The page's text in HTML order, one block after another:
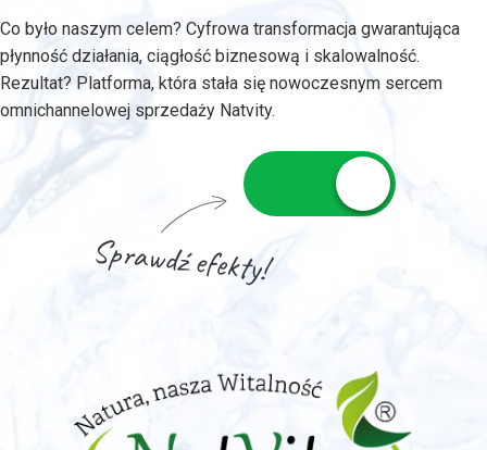
Co było naszym celem? Cyfrowa transformacja gwarantująca
płynność działania, ciągłość biznesową i skalowalność.
Rezultat? Platforma, która stała się nowoczesnym sercem
omnichannelowej sprzedaży Natvity.
Sprawdź efekty!